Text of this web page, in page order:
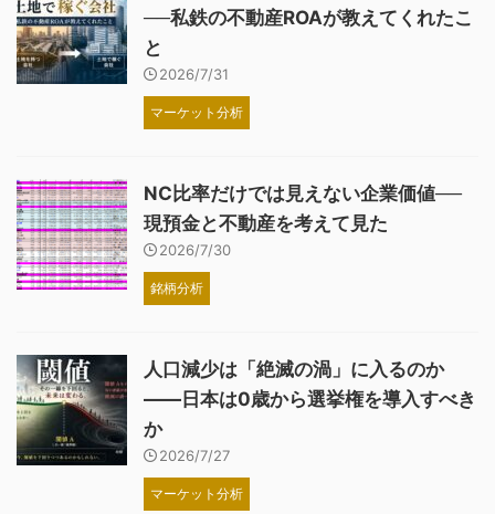
──私鉄の不動産ROAが教えてくれたこ
と
2026/7/31
マーケット分析
NC比率だけでは見えない企業価値──
現預金と不動産を考えて見た
2026/7/30
銘柄分析
人口減少は「絶滅の渦」に入るのか
――日本は0歳から選挙権を導入すべき
か
2026/7/27
マーケット分析